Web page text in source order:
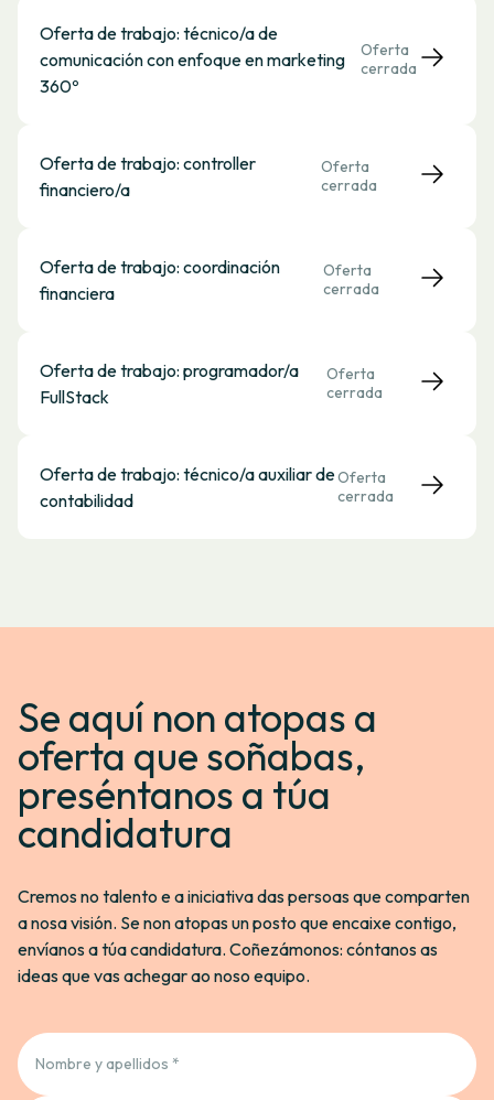
Oferta de trabajo: técnico/a de
comunicación con enfoque en marketing
360º
Oferta
cerrada
Oferta de trabajo: controller
financiero/a
Oferta
cerrada
Oferta de trabajo: coordinación
financiera
Oferta
cerrada
Oferta de trabajo: programador/a
FullStack
Oferta
cerrada
Oferta de trabajo: técnico/a auxiliar de
contabilidad
Oferta
cerrada
Se aquí non atopas a
oferta que soñabas,
preséntanos a túa
candidatura
Cremos no talento e a iniciativa das persoas que comparten
a nosa visión. Se non atopas un posto que encaixe contigo,
envíanos a túa candidatura. Coñezámonos: cóntanos as
ideas que vas achegar ao noso equipo.
Nombre y apellidos *